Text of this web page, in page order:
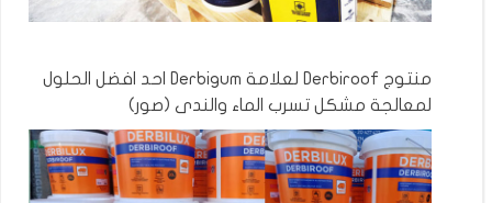
منتوج Derbiroof لعلامة Derbigum احد افضل الحلول
لمعالجة مشكل تسرب الماء والندى (صور)